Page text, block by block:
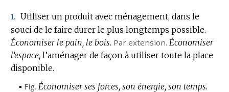
1. Utiliser un produit avec ménagement, dans le
souci de le faire durer le plus longtemps possible.
Économiser le pain, le bois. Par extension. Économiser
l’espace, l’aménager de façon à utiliser toute la place
disponible.
▪ Fig. Économiser ses forces, son énergie, son temps.